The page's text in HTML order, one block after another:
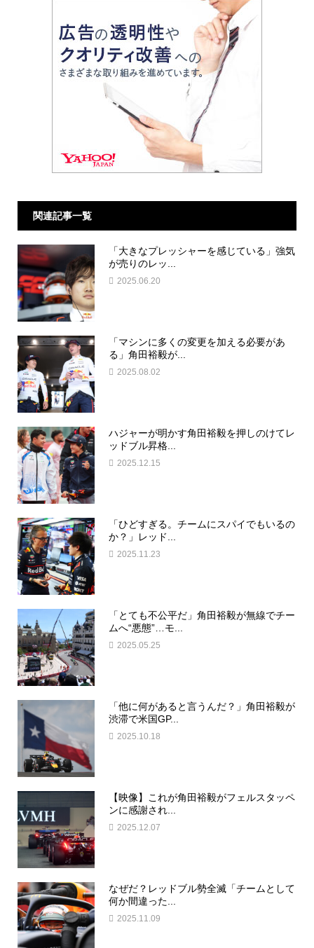
関連記事一覧
「大きなプレッシャーを感じている」強気
が売りのレッ...
2025.06.20
「マシンに多くの変更を加える必要があ
る」角田裕毅が...
2025.08.02
ハジャーが明かす角田裕毅を押しのけてレ
ッドブル昇格...
2025.12.15
「ひどすぎる。チームにスパイでもいるの
か？」レッド...
2025.11.23
「とても不公平だ」角田裕毅が無線でチー
ムへ“悪態”…モ...
2025.05.25
「他に何があると言うんだ？」角田裕毅が
渋滞で米国GP...
2025.10.18
【映像】これが角田裕毅がフェルスタッペ
ンに感謝され...
2025.12.07
なぜだ？レッドブル勢全滅「チームとして
何か間違った...
2025.11.09